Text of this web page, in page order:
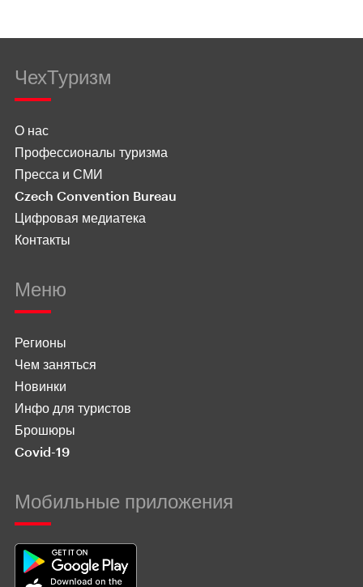
ЧехТуризм
О нас
Профессионалы туризма
Пресса и СМИ
Czech Convention Bureau
Цифровая медиатека
Контакты
Меню
Регионы
Чем заняться
Новинки
Инфо для туристов
Брошюры
Covid-19
Мобильные приложения